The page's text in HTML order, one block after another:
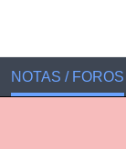
NOTAS / FOROS